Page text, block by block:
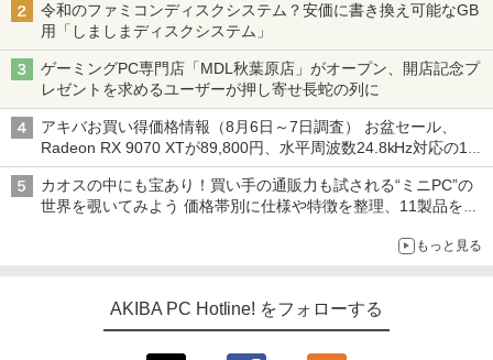
令和のファミコンディスクシステム？安価に書き換え可能なGB
用「しましまディスクシステム」
ゲーミングPC専門店「MDL秋葉原店」がオープン、開店記念プ
レゼントを求めるユーザーが押し寄せ長蛇の列に
アキバお買い得価格情報（8月6日～7日調査） お盆セール、
Radeon RX 9070 XTが89,800円、水平周波数24.8kHz対応の17
型モニターが9,801円、暑さ指数連動セール ほか
カオスの中にも宝あり！買い手の通販力も試される“ミニPC”の
世界を覗いてみよう 価格帯別に仕様や特徴を整理、11製品をピ
もっと見る
AKIBA PC Hotline! をフォローする